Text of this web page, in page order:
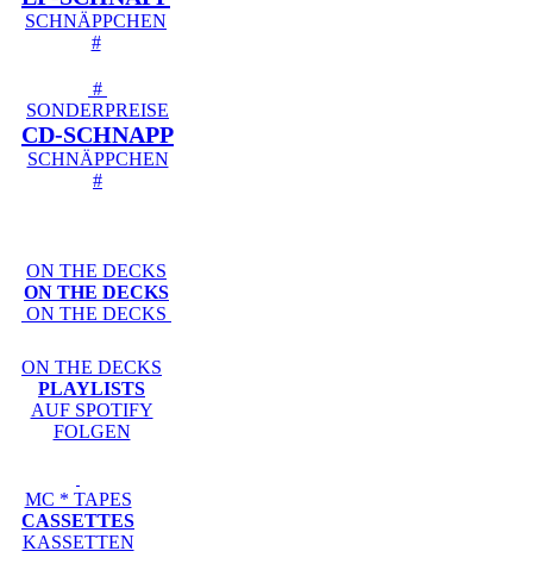
SCHNÄPPCHEN
#
#
SONDERPREISE
CD-SCHNAPP
SCHNÄPPCHEN
#
ON THE DECKS
ON THE DECKS
ON THE DECKS
ON THE DECKS
PLAYLISTS
AUF SPOTIFY
FOLGEN
MC * TAPES
CASSETTES
KASSETTEN